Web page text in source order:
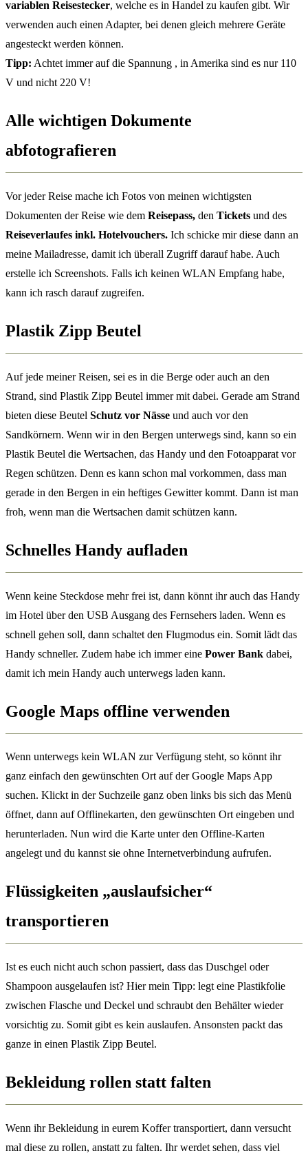
variablen Reisestecker, welche es in Handel zu kaufen gibt. Wir
verwenden auch einen Adapter, bei denen gleich mehrere Geräte
angesteckt werden können.
Tipp: Achtet immer auf die Spannung , in Amerika sind es nur 110
V und nicht 220 V!
Alle wichtigen Dokumente
abfotografieren
Vor jeder Reise mache ich Fotos von meinen wichtigsten
Dokumenten der Reise wie dem Reisepass, den Tickets und des
Reiseverlaufes inkl. Hotelvouchers. Ich schicke mir diese dann an
meine Mailadresse, damit ich überall Zugriff darauf habe. Auch
erstelle ich Screenshots. Falls ich keinen WLAN Empfang habe,
kann ich rasch darauf zugreifen.
Plastik Zipp Beutel
Auf jede meiner Reisen, sei es in die Berge oder auch an den
Strand, sind Plastik Zipp Beutel immer mit dabei. Gerade am Strand
bieten diese Beutel Schutz vor Nässe und auch vor den
Sandkörnern. Wenn wir in den Bergen unterwegs sind, kann so ein
Plastik Beutel die Wertsachen, das Handy und den Fotoapparat vor
Regen schützen. Denn es kann schon mal vorkommen, dass man
gerade in den Bergen in ein heftiges Gewitter kommt. Dann ist man
froh, wenn man die Wertsachen damit schützen kann.
Schnelles Handy aufladen
Wenn keine Steckdose mehr frei ist, dann könnt ihr auch das Handy
im Hotel über den USB Ausgang des Fernsehers laden. Wenn es
schnell gehen soll, dann schaltet den Flugmodus ein. Somit lädt das
Handy schneller. Zudem habe ich immer eine Power Bank dabei,
damit ich mein Handy auch unterwegs laden kann.
Google Maps offline verwenden
Wenn unterwegs kein WLAN zur Verfügung steht, so könnt ihr
ganz einfach den gewünschten Ort auf der Google Maps App
suchen. Klickt in der Suchzeile ganz oben links bis sich das Menü
öffnet, dann auf Offlinekarten, den gewünschten Ort eingeben und
herunterladen. Nun wird die Karte unter den Offline-Karten
angelegt und du kannst sie ohne Internetverbindung aufrufen.
Flüssigkeiten „auslaufsicher“
transportieren
Ist es euch nicht auch schon passiert, dass das Duschgel oder
Shampoon ausgelaufen ist? Hier mein Tipp: legt eine Plastikfolie
zwischen Flasche und Deckel und schraubt den Behälter wieder
vorsichtig zu. Somit gibt es kein auslaufen. Ansonsten packt das
ganze in einen Plastik Zipp Beutel.
Bekleidung rollen statt falten
Wenn ihr Bekleidung in eurem Koffer transportiert, dann versucht
mal diese zu rollen, anstatt zu falten. Ihr werdet sehen, dass viel